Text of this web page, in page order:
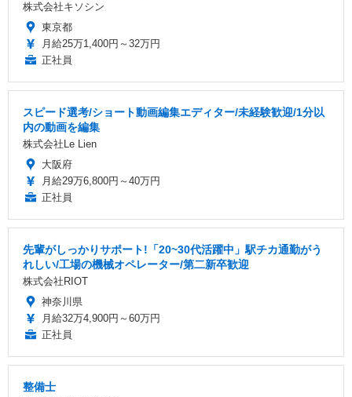
株式会社キソシン
東京都
月給25万1,400円～32万円
正社員
スピード選考/ショート動画編集エディター/未経験歓迎/1分以
内の動画を編集
株式会社Le Lien
大阪府
月給29万6,800円～40万円
正社員
先輩がしっかりサポート!「20~30代活躍中」駅チカ通勤がう
れしい/工場の機械オペレーター/第二新卒歓迎
株式会社RIOT
神奈川県
月給32万4,900円～60万円
正社員
整備士